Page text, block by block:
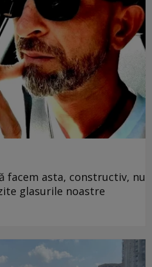
facem asta, constructiv, nu
glasurile noastre